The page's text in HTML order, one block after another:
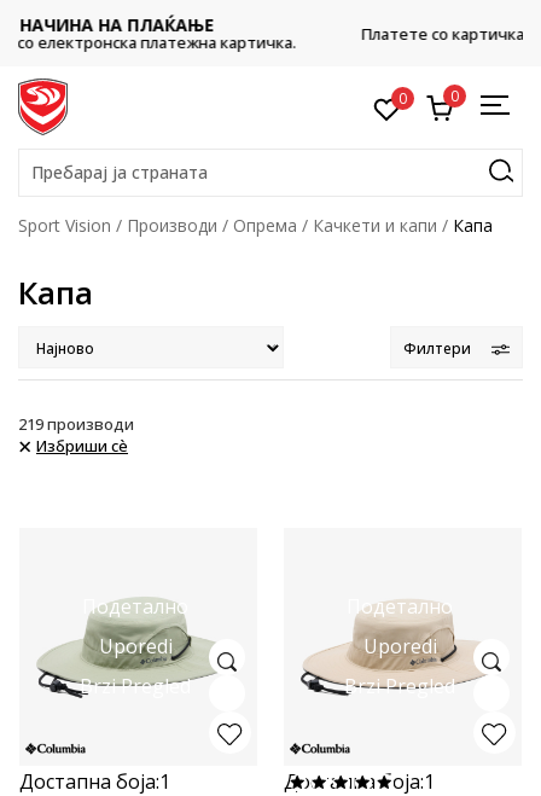
CLICK & COLLECT
Платете со картичка online и подигнете во продавницата по
ваш избор
0 0
Пребарај ја страната
Sport Vision Производи Опрема Качкети и капи Капа
Капа
Филтери
219производи
Избриши сè
Подетално
Uporedi
Brzi Pregled
Достапна боја:1
Подетално
Uporedi
Brzi Pregled
Достапна боја:1